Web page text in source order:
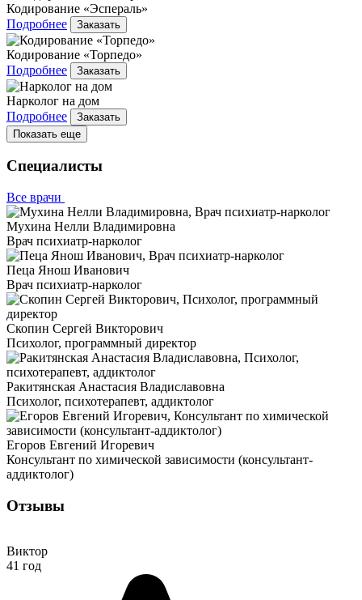
Кодирование «Эспераль»
Подробнее
Заказать
Кодирование «Торпедо»
Подробнее
Заказать
Нарколог на дом
Подробнее
Заказать
Показать еще
Специалисты
Все врачи
Мухина Нелли Владимировна
Врач психиатр-нарколог
Пеца Янош Иванович
Врач психиатр-нарколог
Скопин Сергей Викторович
Психолог, программный директор
Ракитянская Анастасия Владиславовна
Психолог, психотерапевт, аддиктолог
Егоров Евгений Игоревич
Консультант по химической зависимости (консультант-
аддиктолог)
Отзывы
Виктор
41 год